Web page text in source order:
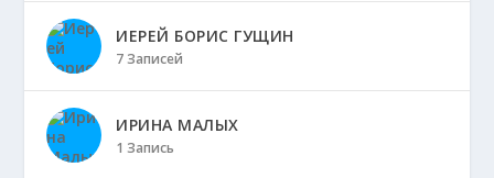
ИЕРЕЙ БОРИС ГУЩИН
7 Записей
ИРИНА МАЛЫХ
1 Запись